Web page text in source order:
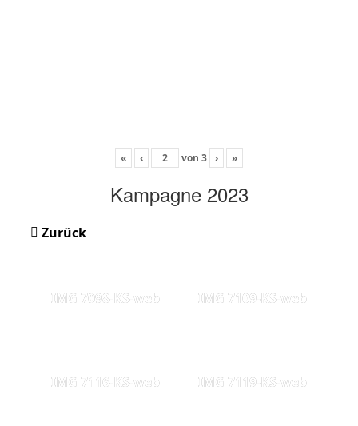
« ‹ von 3 › »
Kampagne 2023
Zurück
IMG 7098-KS-web IMG 7109-KS-web
IMG 7116-KS-web IMG 7119-KS-web